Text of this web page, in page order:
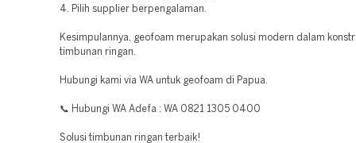
4. Pilih supplier berpengalaman.
Kesimpulannya, geofoam merupakan solusi modern dalam
timbunan ringan.
Hubungi kami via WA untuk geofoam di Papua.
📞 Hubungi WA Adefa : WA 0821 1305 0400
Solusi timbunan ringan terbaik!